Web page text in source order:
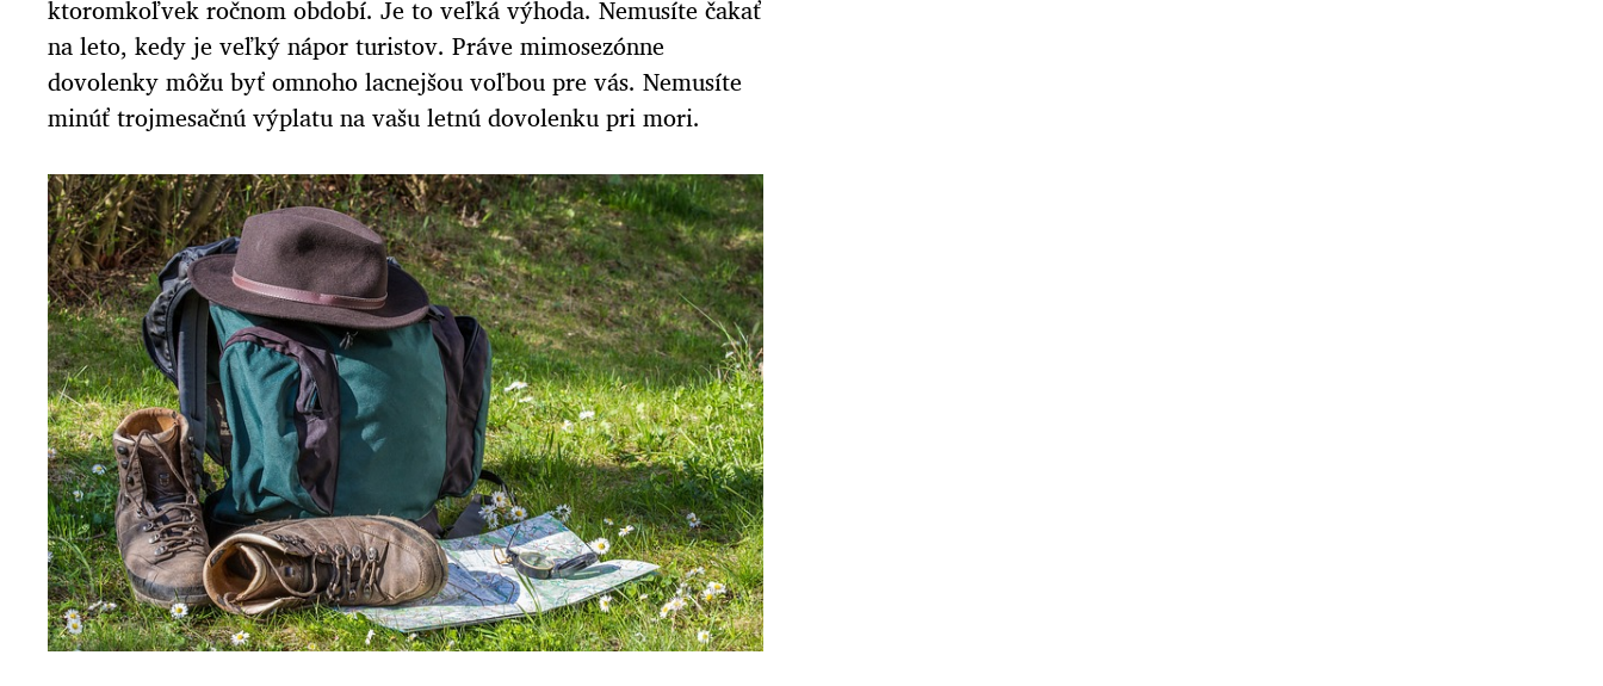
ktoromkoľvek ročnom období. Je to veľká výhoda. Nemusíte čakať
na leto, kedy je veľký nápor turistov. Práve mimosezónne
dovolenky môžu byť omnoho lacnejšou voľbou pre vás. Nemusíte
minúť trojmesačnú výplatu na vašu letnú dovolenku pri mori.